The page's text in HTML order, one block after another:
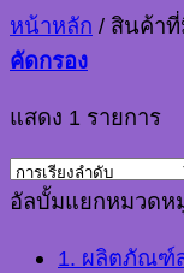
หน้าหลัก / สินค้าที่
คัดกรอง
แสดง 1 รายการ
อัลบั้มแยกหมวดห
1. ผลิตภัณฑ์